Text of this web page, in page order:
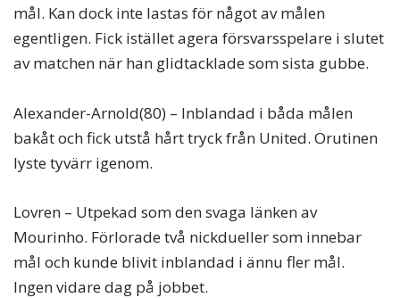
mål. Kan dock inte lastas för något av målen
egentligen. Fick istället agera försvarsspelare i slutet
av matchen när han glidtacklade som sista gubbe.
Alexander-Arnold(80) – Inblandad i båda målen
bakåt och fick utstå hårt tryck från United. Orutinen
lyste tyvärr igenom.
Lovren – Utpekad som den svaga länken av
Mourinho. Förlorade två nickdueller som innebar
mål och kunde blivit inblandad i ännu fler mål.
Ingen vidare dag på jobbet.